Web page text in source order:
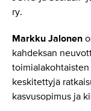
ry.
Markku Jalonen
kahdeksan
keskitettyjä
kasvusopimus ja